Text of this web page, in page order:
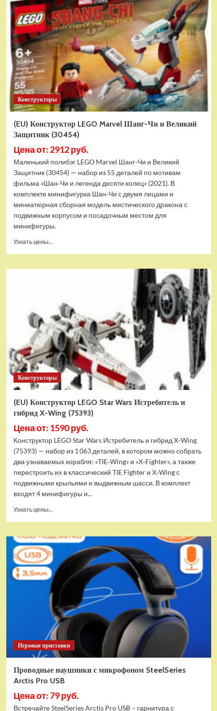
LEGO
City
Лаборатория
космических
наук
(60439)
Конструкторы
(EU) Конструктор LEGO Marvel Шанг-Чи и Великий
Защитник (30454)
Цена от: 2912 руб.
Маленький полибэг LEGO Marvel Шанг‑Чи и Великий
Защитник (30454) — набор из 55 деталей по мотивам
фильма «Шан‑Чи и легенда десяти колец» (2021). В
комплекте минифигурка Шан‑Чи с двумя лицами и
миниатюрная сборная модель мистического дракона с
подвижным корпусом и посадочным местом для
минифигуры.
Узнать цены...
(EU)
Шанг-
Чи
и
Великий
Защитник
(30454)
Конструкторы
(EU) Конструктор LEGO Star Wars Истребитель и
гибрид X-Wing (75393)
Цена от: 1590 руб.
Конструктор LEGO Star Wars Истребитель и гибрид X-Wing
(75393) — набор из 1 063 деталей, в котором можно собрать
два узнаваемых корабля: «TIE‑Wing» и «X‑Fighter», а также
перестроить их в классический TIE Fighter и X‑Wing с
подвижными крыльями и выдвижным шасси. В комплект
входят 4 минифигуры и...
Узнать цены...
(EU)
Конструктор
LEGO
Star
Wars
Истребитель
и
гибрид
X-
Wing
(75393)
Игровые приставки
Проводные наушники с микрофоном SteelSeries
Arctis Pro USB
Цена от: 79 руб.
Встречайте SteelSeries Arctis Pro USB – гарнитура с